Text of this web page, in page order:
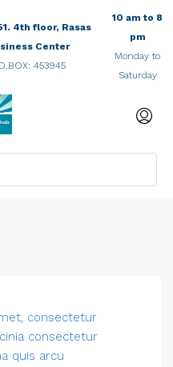
4th floor, Rasas
Center
453945
10 am to 8
pm
Monday to
Saturday
consectetur
consectetur
quis arcu